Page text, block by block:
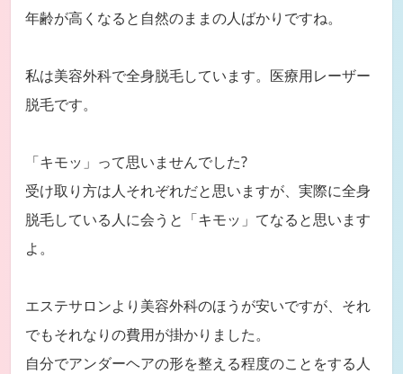
年齢が高くなると自然のままの人ばかりですね。
私は美容外科で全身脱毛しています。医療用レーザー
脱毛です。
「キモッ」って思いませんでした?
受け取り方は人それぞれだと思いますが、実際に全身
脱毛している人に会うと「キモッ」てなると思います
よ。
エステサロンより美容外科のほうが安いですが、それ
でもそれなりの費用が掛かりました。
自分でアンダーヘアの形を整える程度のことをする人